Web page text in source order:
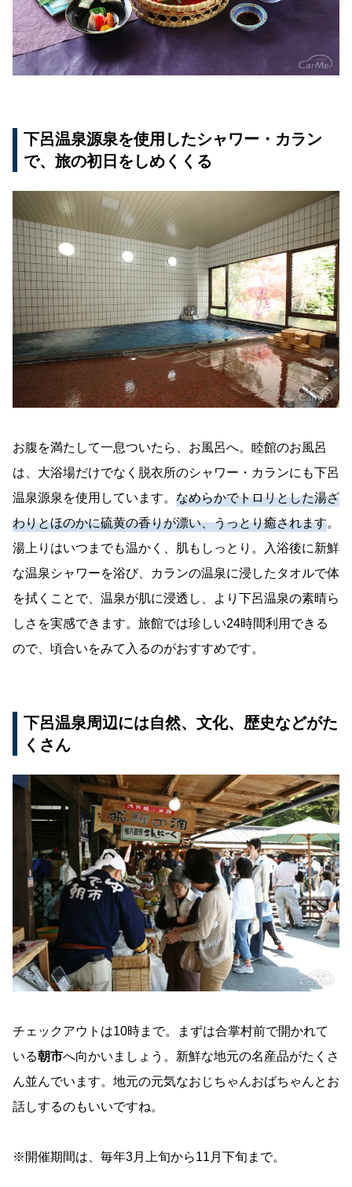
下呂温泉源泉を使用したシャワー・カラン
で、旅の初日をしめくくる
お腹を満たして一息ついたら、お風呂へ。睦館のお風呂
は、大浴場だけでなく脱衣所のシャワー・カランにも下呂
温泉源泉を使用しています。 なめらかでトロリとした湯ざ
わりとほのかに硫黄の香りが漂い、うっとり癒されます。
湯上りはいつまでも温かく、肌もしっとり。入浴後に新鮮
な温泉シャワーを浴び、カランの温泉に浸したタオルで体
を拭くことで、温泉が肌に浸透し、より下呂温泉の素晴ら
しさを実感できます。旅館では珍しい24時間利用できる
ので、頃合いをみて入るのがおすすめです。
下呂温泉周辺には自然、文化、歴史などがた
くさん
チェックアウトは10時まで。まずは合掌村前で開かれて
いる朝市へ向かいましょう。新鮮な地元の名産品がたくさ
ん並んでいます。地元の元気なおじちゃんおばちゃんとお
話しするのもいいですね。
※開催期間は、毎年3月上旬から11月下旬まで。